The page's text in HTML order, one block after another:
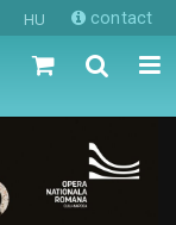
HU contact